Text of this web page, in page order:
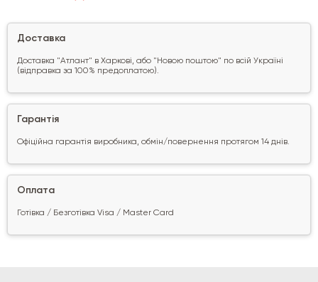
Доставка
Доставка "Атлант" в Харкові, або "Новою поштою" по всій Україні
(відправка за 100% предоплатою).
Гарантія
Офіційна гарантія виробника, обмін/повернення протягом 14 днів.
Оплата
Готівка / Безготівка Visa / Master Card